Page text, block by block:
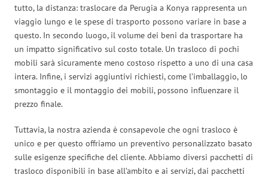
tutto, la distanza: traslocare da Perugia a Konya rappresenta un
viaggio lungo e le spese di trasporto possono variare in base a
questo. In secondo luogo, il volume dei beni da trasportare ha
un impatto significativo sul costo totale. Un trasloco di pochi
mobili sarà sicuramente meno costoso rispetto a uno di una casa
intera. Infine, i servizi aggiuntivi richiesti, come l’imballaggio, lo
smontaggio e il montaggio dei mobili, possono influenzare il
prezzo finale.
Tuttavia, la nostra azienda è consapevole che ogni trasloco è
unico e per questo offriamo un preventivo personalizzato basato
sulle esigenze specifiche del cliente. Abbiamo diversi pacchetti di
trasloco disponibili in base all’ambito e ai servizi, dai pacchetti